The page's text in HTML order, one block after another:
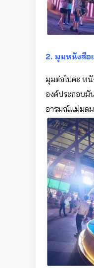
2. มุมหนังสือ
มุมต่อไปค่ะ ห
องค์ประกอบมั
อารมณ์แม่มดมา